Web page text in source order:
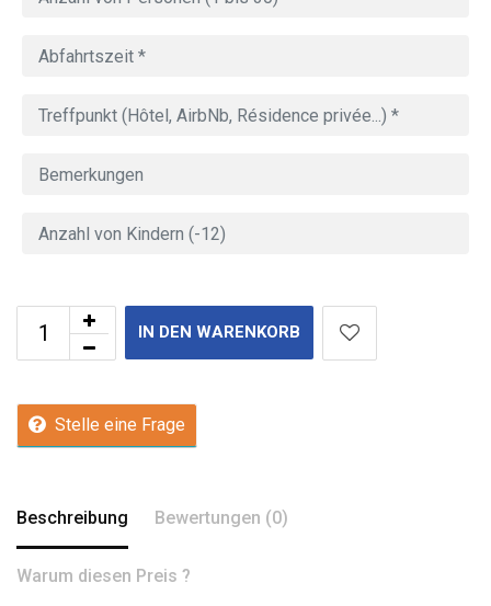
IN DEN WARENKORB
Stelle eine Frage
Beschreibung Bewertungen (0)
Warum diesen Preis ?